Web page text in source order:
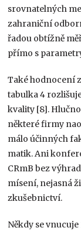
srovnatelných
zahraniční
řadou obtížně
přímo s
Také hodnocení
tabulka 4
kvality [8].
některé firmy
málo účinných
matik. Ani
CRmB bez
mísení, nejasná
zkušebnictví.
Někdy se